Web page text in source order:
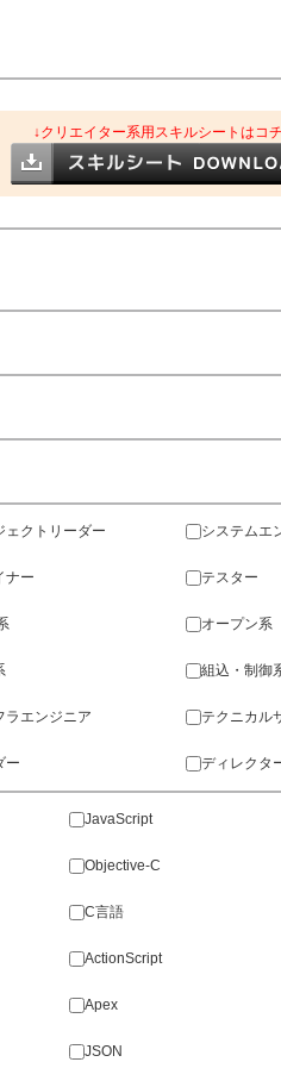
↓クリエイター系用スキルシートはコ
ェクトリーダー システムエ
ナー テスター
オープン系
組込・制御
ラエンジニア テクニカル
ー ディレクタ
JavaScript
Objective-C
C言語
ActionScript
Apex
JSON